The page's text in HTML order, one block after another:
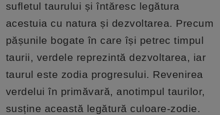
sufletul taurului și întăresc legătura
acestuia cu natura și dezvoltarea. Precum
pășunile bogate în care își petrec timpul
taurii, verdele reprezintă dezvoltarea, iar
taurul este zodia progresului. Revenirea
verdelui în primăvară, anotimpul taurilor,
susține această legătură culoare-zodie.